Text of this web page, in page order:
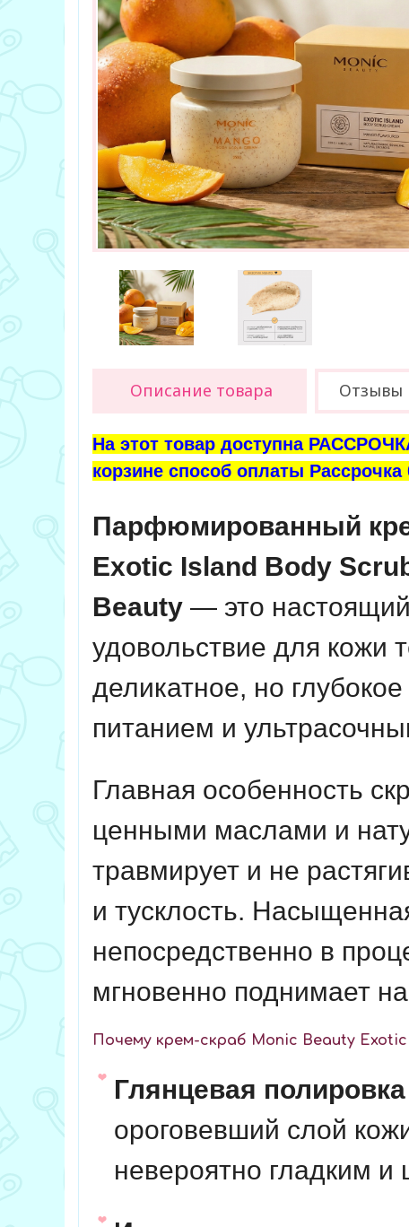
Описание товара Отзывы
На этот товар доступна
корзине способ оплаты Рассрочка
Парфюмированный
Exotic Island Body
Beauty — это
удовольствие для кожи
деликатное, но
питанием и
Главная особенность
ценными маслами и
травмирует и не
и тусклость.
непосредственно в
мгновенно поднимает
Почему крем-скраб Monic Beauty
Глянцевая
ороговевший слой
невероятно гладким